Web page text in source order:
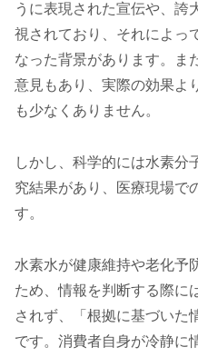
うに表現された宣伝や、誇
視されており、それによっ
なった背景があります。ま
意見もあり、実際の効果よ
も少なくありません。
しかし、科学的には水素分
究結果があり、医療現場で
す。
水素水が健康維持や老化予
ため、情報を判断する際に
されず、「根拠に基づいた
です。消費者自身が冷静に